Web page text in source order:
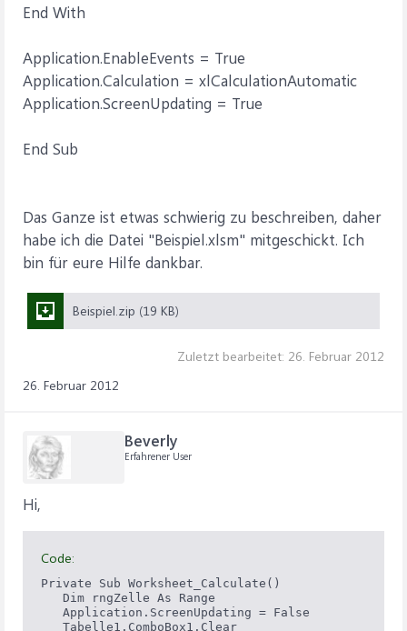
End With
Application.EnableEvents = True
Application.Calculation = xlCalculationAutomatic
Application.ScreenUpdating = True
End Sub
Das Ganze ist etwas schwierig zu beschreiben, daher
habe ich die Datei "Beispiel.xlsm" mitgeschickt. Ich
bin für eure Hilfe dankbar.
Beispiel.zip (19 KB)
Zuletzt bearbeitet: 26. Februar 2012
26. Februar 2012
Beverly
Erfahrener User
Hi,
Code:
Private Sub Worksheet_Calculate()
   Dim rngZelle As Range
   Application.ScreenUpdating = False
   Tabelle1.ComboBox1.Clear